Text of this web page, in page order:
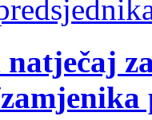
natječaj